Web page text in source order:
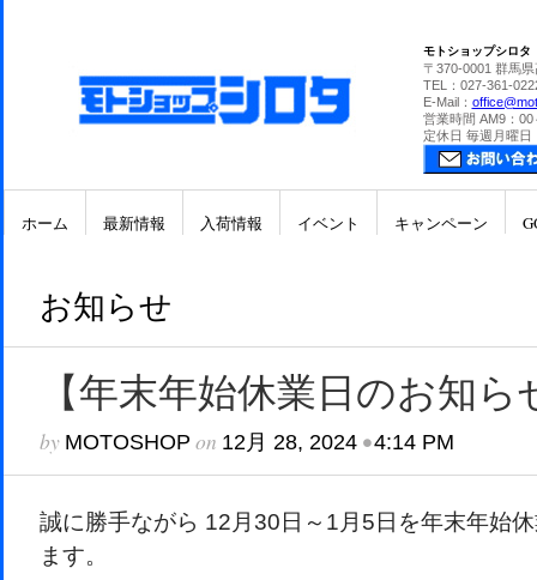
モトショップシロタ
〒370-0001 群馬
TEL：027-361-
E-Mail：
営業時間 AM9：00
定休日 毎週月曜日
ホーム 最新情報 入荷情報 イベント キャンペーン
お知らせ
【年末年始休業日のお知ら
by MOTOSHOP on 12月 28, 2024•4:14 PM
誠に勝手ながら 12月30日～1月5日を年末年始
ます。